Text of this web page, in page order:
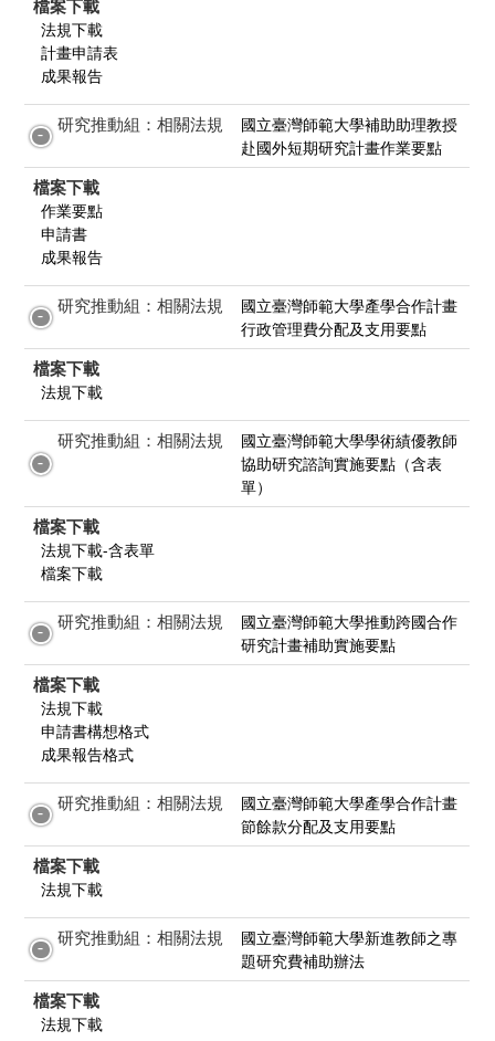
檔案下載
法規下載
計畫申請表
成果報告
研究推動組：相關法規
國立臺灣師範大學補助助理教授
赴國外短期研究計畫作業要點
檔案下載
作業要點
申請書
成果報告
研究推動組：相關法規
國立臺灣師範大學產學合作計畫
行政管理費分配及支用要點
檔案下載
法規下載
研究推動組：相關法規
國立臺灣師範大學學術績優教師
協助研究諮詢實施要點（含表
單）
檔案下載
法規下載-含表單
檔案下載
研究推動組：相關法規
國立臺灣師範大學推動跨國合作
研究計畫補助實施要點
檔案下載
法規下載
申請書構想格式
成果報告格式
研究推動組：相關法規
國立臺灣師範大學產學合作計畫
節餘款分配及支用要點
檔案下載
法規下載
研究推動組：相關法規
國立臺灣師範大學新進教師之專
題研究費補助辦法
檔案下載
法規下載